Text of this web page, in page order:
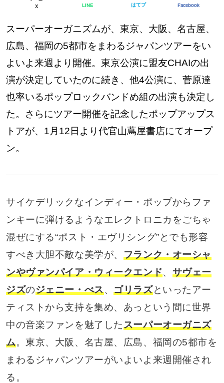
X LINE はてブ Facebook
スーパーオーガニズムが、東京、大阪、名古屋、
広島、福岡の5都市をまわるジャパンツアーをい
よいよ来週より開催。東京公演に盟友CHAIの出
演が決定していたのに続き、他4公演に、菅原達
也率いるポップロックバンドめ組の出演も決定し
た。さらにツアー開催を記念したポップアップス
トアが、1月12日より代官山蔦屋書店にてオープ
ン。
サイケデリックなインディー・ポップからファ
ンキーに弾けるようなエレクトロニカをごちゃ
混ぜにする“ポスト・エヴリシング”とでも形容
すべき大胆不敵な美学が、 フランク・オーシャ
ンやヴァンパイア・ウィークエンド、 サヴェー
ジズのジェニー・べス、ゴリラズといったアー
ティストから支持を集め、あっという間に世界
中の音楽ファンを魅了したスーパーオーガニズ
ム。東京、大阪、名古屋、広島、福岡の5都市を
まわるジャパンツアーがいよいよ来週開催され
る。